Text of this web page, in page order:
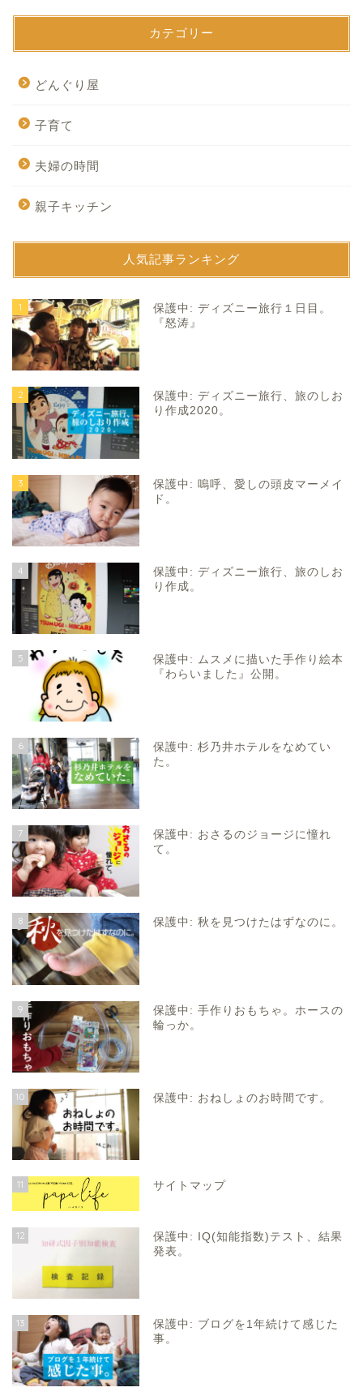
カテゴリー
どんぐり屋
子育て
夫婦の時間
親子キッチン
人気記事ランキング
1
保護中: ディズニー旅行１日目。
『怒涛』
2
保護中: ディズニー旅行、旅のしお
り作成2020。
3
保護中: 嗚呼、愛しの頭皮マーメイ
ド。
4
保護中: ディズニー旅行、旅のしお
り作成。
5
保護中: ムスメに描いた手作り絵本
『わらいました』公開。
6
保護中: 杉乃井ホテルをなめてい
た。
7
保護中: おさるのジョージに憧れ
て。
8 保護中: 秋を見つけたはずなのに。
9
保護中: 手作りおもちゃ。ホースの
輪っか。
10 保護中: おねしょのお時間です。
11 サイトマップ
12
保護中: IQ(知能指数)テスト、結果
発表。
13
保護中: ブログを1年続けて感じた
事。